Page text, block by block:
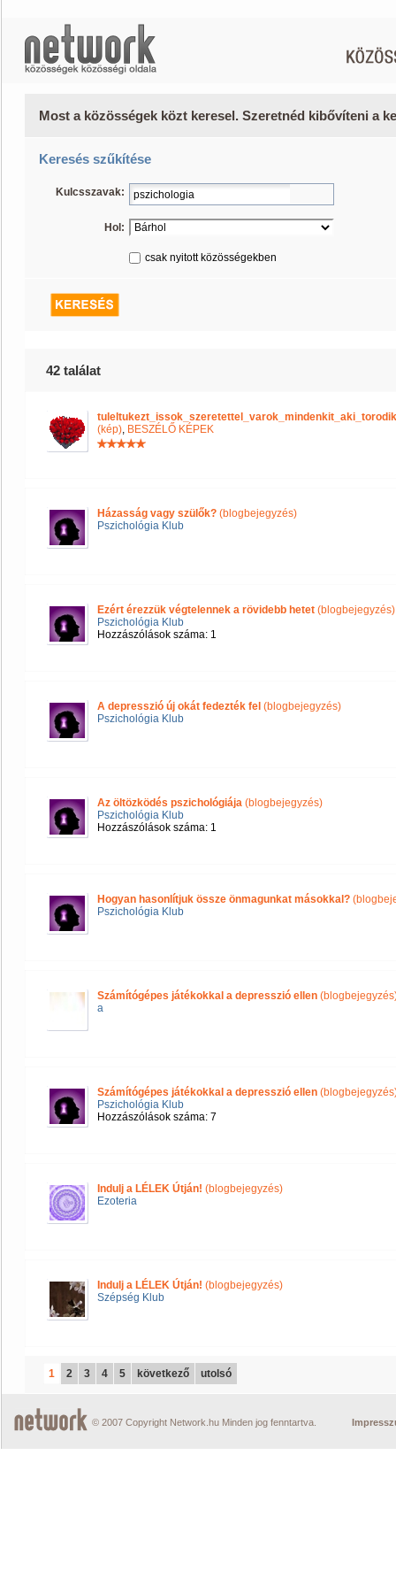
Most a közösségek közt keresel. Szeretnéd kibővíteni a
Keresés szűkítése
Kulcsszavak:
Hol:
csak nyitott közösségekben
42 találat
(kép), BESZÉLŐ KÉPEK
Házasság vagy szülők? (blogbejegyzés)
Pszichológia Klub
Ezért érezzük végtelennek a rövidebb hetet (blogbejegyzés)
Pszichológia Klub
Hozzászólások száma: 1
A depresszió új okát fedezték fel (blogbejegyzés)
Pszichológia Klub
Az öltözködés pszichológiája (blogbejegyzés)
Pszichológia Klub
Hozzászólások száma: 1
Hogyan hasonlítjuk össze önmagunkat másokkal?
Pszichológia Klub
Számítógépes játékokkal a depresszió ellen
a
Számítógépes játékokkal a depresszió ellen
Pszichológia Klub
Hozzászólások száma: 7
Indulj a LÉLEK Útján! (blogbejegyzés)
Ezoteria
Indulj a LÉLEK Útján! (blogbejegyzés)
Szépség Klub
1 2 3 4 5 következő utolsó
© 2007 Copyright Network.hu Minden jog fenntartva.